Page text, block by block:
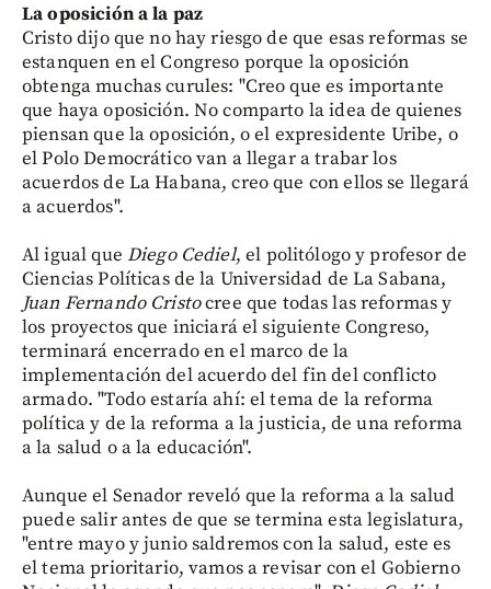
La oposición a la paz
Cristo dijo que no hay riesgo de que esas reformas se
estanquen en el Congreso porque la oposición
obtenga muchas curules: "Creo que es importante
que haya oposición. No comparto la idea de quienes
piensan que la oposición, o el expresidente Uribe, o
el Polo Democrático van a llegar a trabar los
acuerdos de La Habana, creo que con ellos se llegará
a acuerdos".
Al igual que Diego Cediel, el politólogo y profesor de
Ciencias Políticas de la Universidad de La Sabana,
Juan Fernando Cristocree que todas las reformas y
los proyectos que iniciará el siguiente Congreso,
terminará encerrado en el marco de la
implementación del acuerdo del fin del conflicto
armado. "Todo estaría ahí: el tema de la reforma
política y de la reforma a la justicia, de una reforma
a la salud o a la educación".
Aunque el Senador reveló que la reforma a la salud
puede salir antes de que se termina esta legislatura,
"entre mayo y junio saldremos con la salud, este es
el tema prioritario, vamos a revisar con el Gobierno